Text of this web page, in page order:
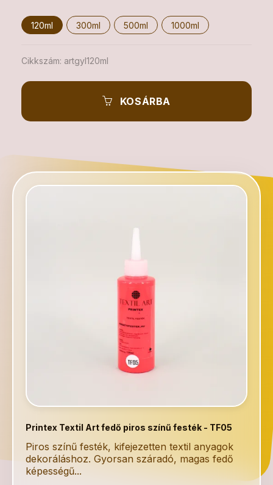
120ml 300ml 500ml 1000ml
Cikkszám: artgyl120ml
KOSÁRBA
Printex Textil Art fedő piros színű festék - TF05
Piros színű festék, kifejezetten textil anyagok
dekoráláshoz. Gyorsan száradó, magas fedő
képességű...